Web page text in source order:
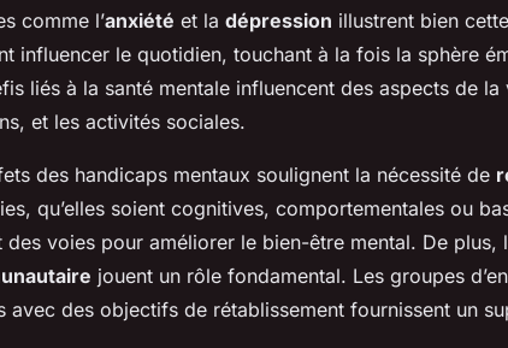
comme l’anxiété et la dépression illustrent bien
influencer le quotidien, touchant à la fois la sphère
liés à la santé mentale influencent des aspects de
et les activités sociales.
des handicaps mentaux soulignent la nécessité de
qu’elles soient cognitives, comportementales ou
des voies pour améliorer le bien-être mental. De plus,
jouent un rôle fondamental. Les groupes
avec des objectifs de rétablissement fournissent un